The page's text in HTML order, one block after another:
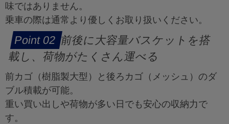
味ではありません。
乗車の際は通常より優しくお取り扱いください。
前後に大容量バスケットを搭
載し、荷物がたくさん運べる
前カゴ（樹脂製大型）と後ろカゴ（メッシュ）のダ
ブル積載が可能。
重い買い出しや荷物が多い日でも安心の収納力で
す。